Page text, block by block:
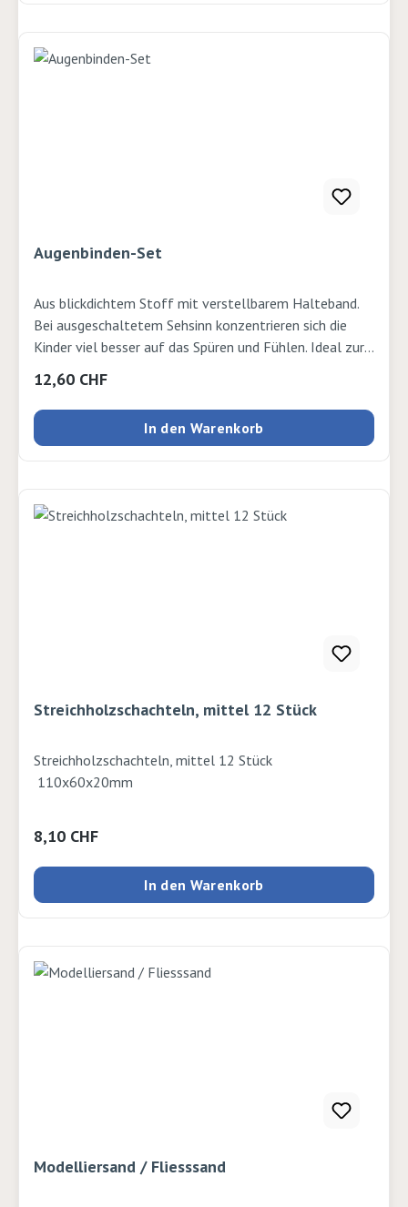
Augenbinden-Set
Aus blickdichtem Stoff mit verstellbarem Halteband.
Bei ausgeschaltetem Sehsinn konzentrieren sich die
Kinder viel besser auf das Spüren und Fühlen. Ideal zur
Sinnesförderung sowie Entspannung. In den Farben Rot,
Grün, Blau und Orange. 4 Stk.
Regulärer Preis:
12,60 CHF
In den Warenkorb
Streichholzschachteln, mittel 12 Stück
Streichholzschachteln, mittel 12 Stück
110x60x20mm
Regulärer Preis:
8,10 CHF
In den Warenkorb
Modelliersand / Fliesssand